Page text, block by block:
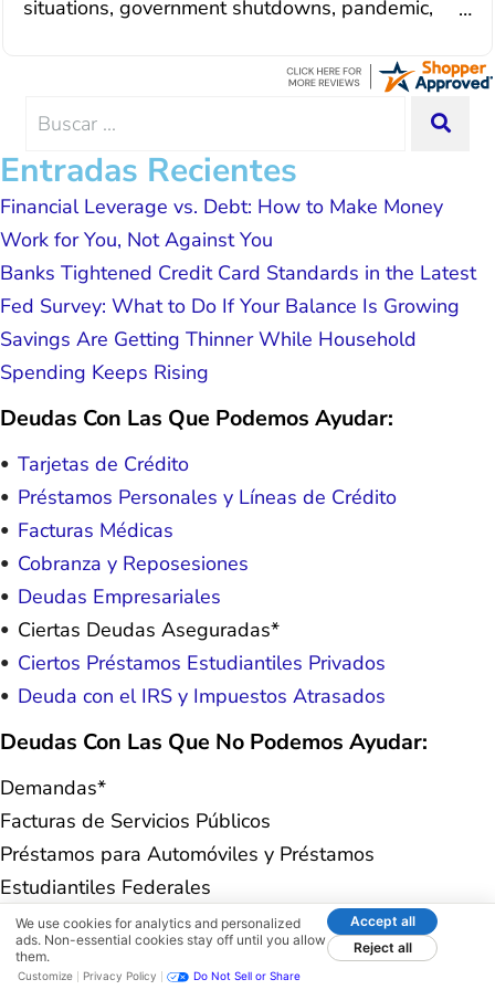
situation. Each person I have worked
hope. I look forward to better days for
possible because of J Miller, and I am
and it was a very good experience all the way
Lemus, ext 204 and he was excellent throughout.
He answered all of my questions quickly and
Search
Entradas Recientes
Financial Leverage vs. Debt: How to Make Money
Work for You, Not Against You
Banks Tightened Credit Card Standards in the Latest
Fed Survey: What to Do If Your Balance Is Growing
Savings Are Getting Thinner While Household
Spending Keeps Rising
Deudas Con Las Que Podemos Ayudar:
Tarjetas de Crédito
Préstamos Personales y Líneas de Crédito
Facturas Médicas
Cobranza y Reposesiones
Deudas Empresariales
Ciertas Deudas Aseguradas*
Ciertos Préstamos Estudiantiles Privados
Deuda con el IRS y Impuestos Atrasados
Deudas Con Las Que No Podemos Ayudar:
Demandas*
Facturas de Servicios Públicos
Préstamos para Automóviles y Préstamos
Estudiantiles Federales
Hipotecas o Préstamos Hipotecarios
Otras Deudas Aseguradas
We use cookies for analytics and personalized
ads. Non-essential cookies stay off until you allow
them.
Accept all
Reject all
Customize Privacy Policy Do Not Sell or Share